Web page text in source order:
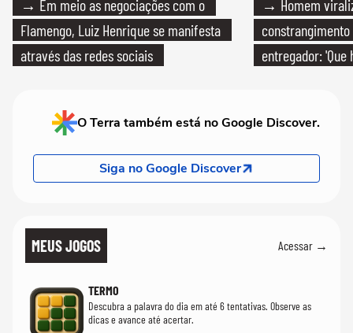
→ Em meio as negociações com o
Flamengo, Luiz Henrique se manifesta
através das redes sociais
→ Homem
entregador: 'Que
O Terra também está no Google Discover.
Siga no Google Discover
MEUS JOGOS Acessar →
TERMO
Descubra a palavra do dia em até 6 tentativas. Observe as
dicas e avance até acertar.